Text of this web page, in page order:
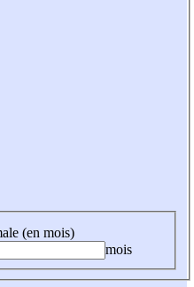
(en mois)
mois